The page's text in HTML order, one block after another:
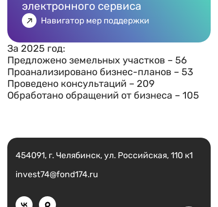
электронного сервиса
Навигатор мер поддержки
За 2025 год:
Предложено земельных участков – 56
Проанализировано бизнес-планов – 53
Проведено консультаций – 209
Обработано обращений от бизнеса – 105
454091, г. Челябинск, ул. Российская, 110 к1
invest74@fond174.ru